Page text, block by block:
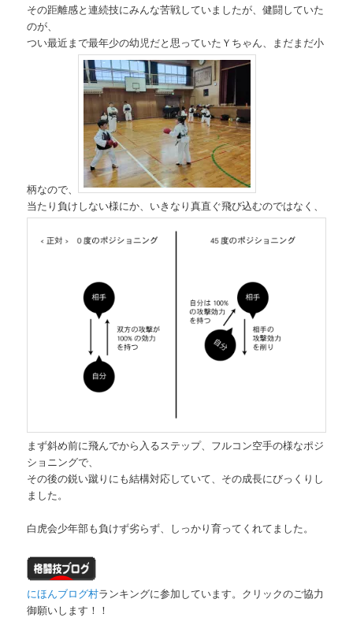
その距離感と連続技にみんな苦戦していましたが、健闘していた
のが、
つい最近まで最年少の幼児だと思っていたＹちゃん、まだまだ小
柄なので、
当たり負けしない様にか、いきなり真直ぐ飛び込むのではなく、
まず斜め前に飛んでから入るステップ、フルコン空手の様なポジ
ショニングで、
その後の鋭い蹴りにも結構対応していて、その成長にびっくりし
ました。
白虎会少年部も負けず劣らず、しっかり育ってくれてました。
にほんブログ村ランキングに参加しています。クリックのご協力
御願いします！！